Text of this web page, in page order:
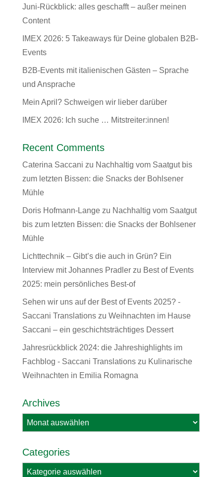
Juni-Rückblick: alles geschafft – außer meinen
Content
IMEX 2026: 5 Takeaways für Deine globalen B2B-
Events
B2B-Events mit italienischen Gästen – Sprache
und Ansprache
Mein April? Schweigen wir lieber darüber
IMEX 2026: Ich suche … Mitstreiter:innen!
Recent Comments
Caterina Saccani zu Nachhaltig vom Saatgut bis
zum letzten Bissen: die Snacks der Bohlsener
Mühle
Doris Hofmann-Langezu Nachhaltig vom Saatgut
bis zum letzten Bissen: die Snacks der Bohlsener
Mühle
Lichttechnik – Gibt’s die auch in Grün? Ein
Interview mit Johannes Pradlerzu Best of Events
2025: mein persönliches Best-of
Sehen wir uns auf der Best of Events 2025? -
Saccani Translationszu Weihnachten im Hause
Saccani – ein geschichtsträchtiges Dessert
Jahresrückblick 2024: die Jahreshighlights im
Fachblog - Saccani Translationszu Kulinarische
Weihnachten in Emilia Romagna
Archives
Archives
Categories
Categories